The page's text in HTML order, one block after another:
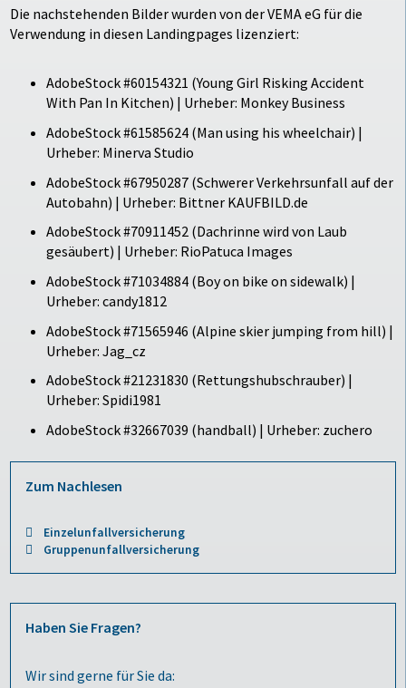
Die nachstehenden Bilder wurden von der VEMA eG für die
Verwendung in diesen Landingpages lizenziert:
AdobeStock #60154321 (Young Girl Risking Accident
With Pan In Kitchen) | Urheber: Monkey Business
AdobeStock #61585624 (Man using his wheelchair) |
Urheber: Minerva Studio
AdobeStock #67950287 (Schwerer Verkehrsunfall auf der
Autobahn) | Urheber: Bittner KAUFBILD.de
AdobeStock #70911452 (Dachrinne wird von Laub
gesäubert) | Urheber: RioPatuca Images
AdobeStock #71034884 (Boy on bike on sidewalk) |
Urheber: candy1812
AdobeStock #71565946 (Alpine skier jumping from hill) |
Urheber: Jag_cz
AdobeStock #21231830 (Rettungshubschrauber) |
Urheber: Spidi1981
AdobeStock #32667039 (handball) | Urheber: zuchero
Zum Nachlesen
Einzelunfallversicherung
Gruppenunfallversicherung
Haben Sie Fragen?
Wir sind gerne für Sie da: